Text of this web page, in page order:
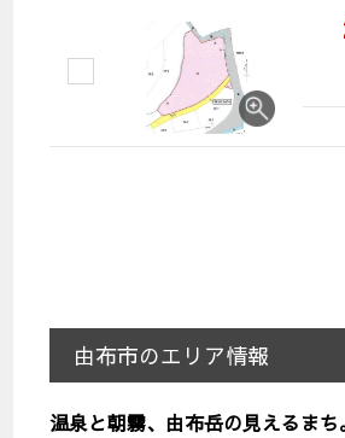
由布市のエリア情報
温泉と朝霧、由布岳の見えるまち